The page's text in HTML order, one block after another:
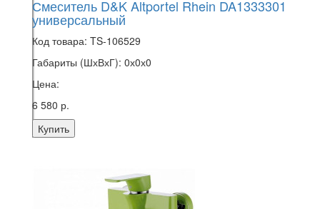
Смеситель D&K Altportel Rhein DA1333301
универсальный
Код товара: TS-106529
Габариты (ШхВхГ): 0х0х0
Цена:
6 580 р.
Купить